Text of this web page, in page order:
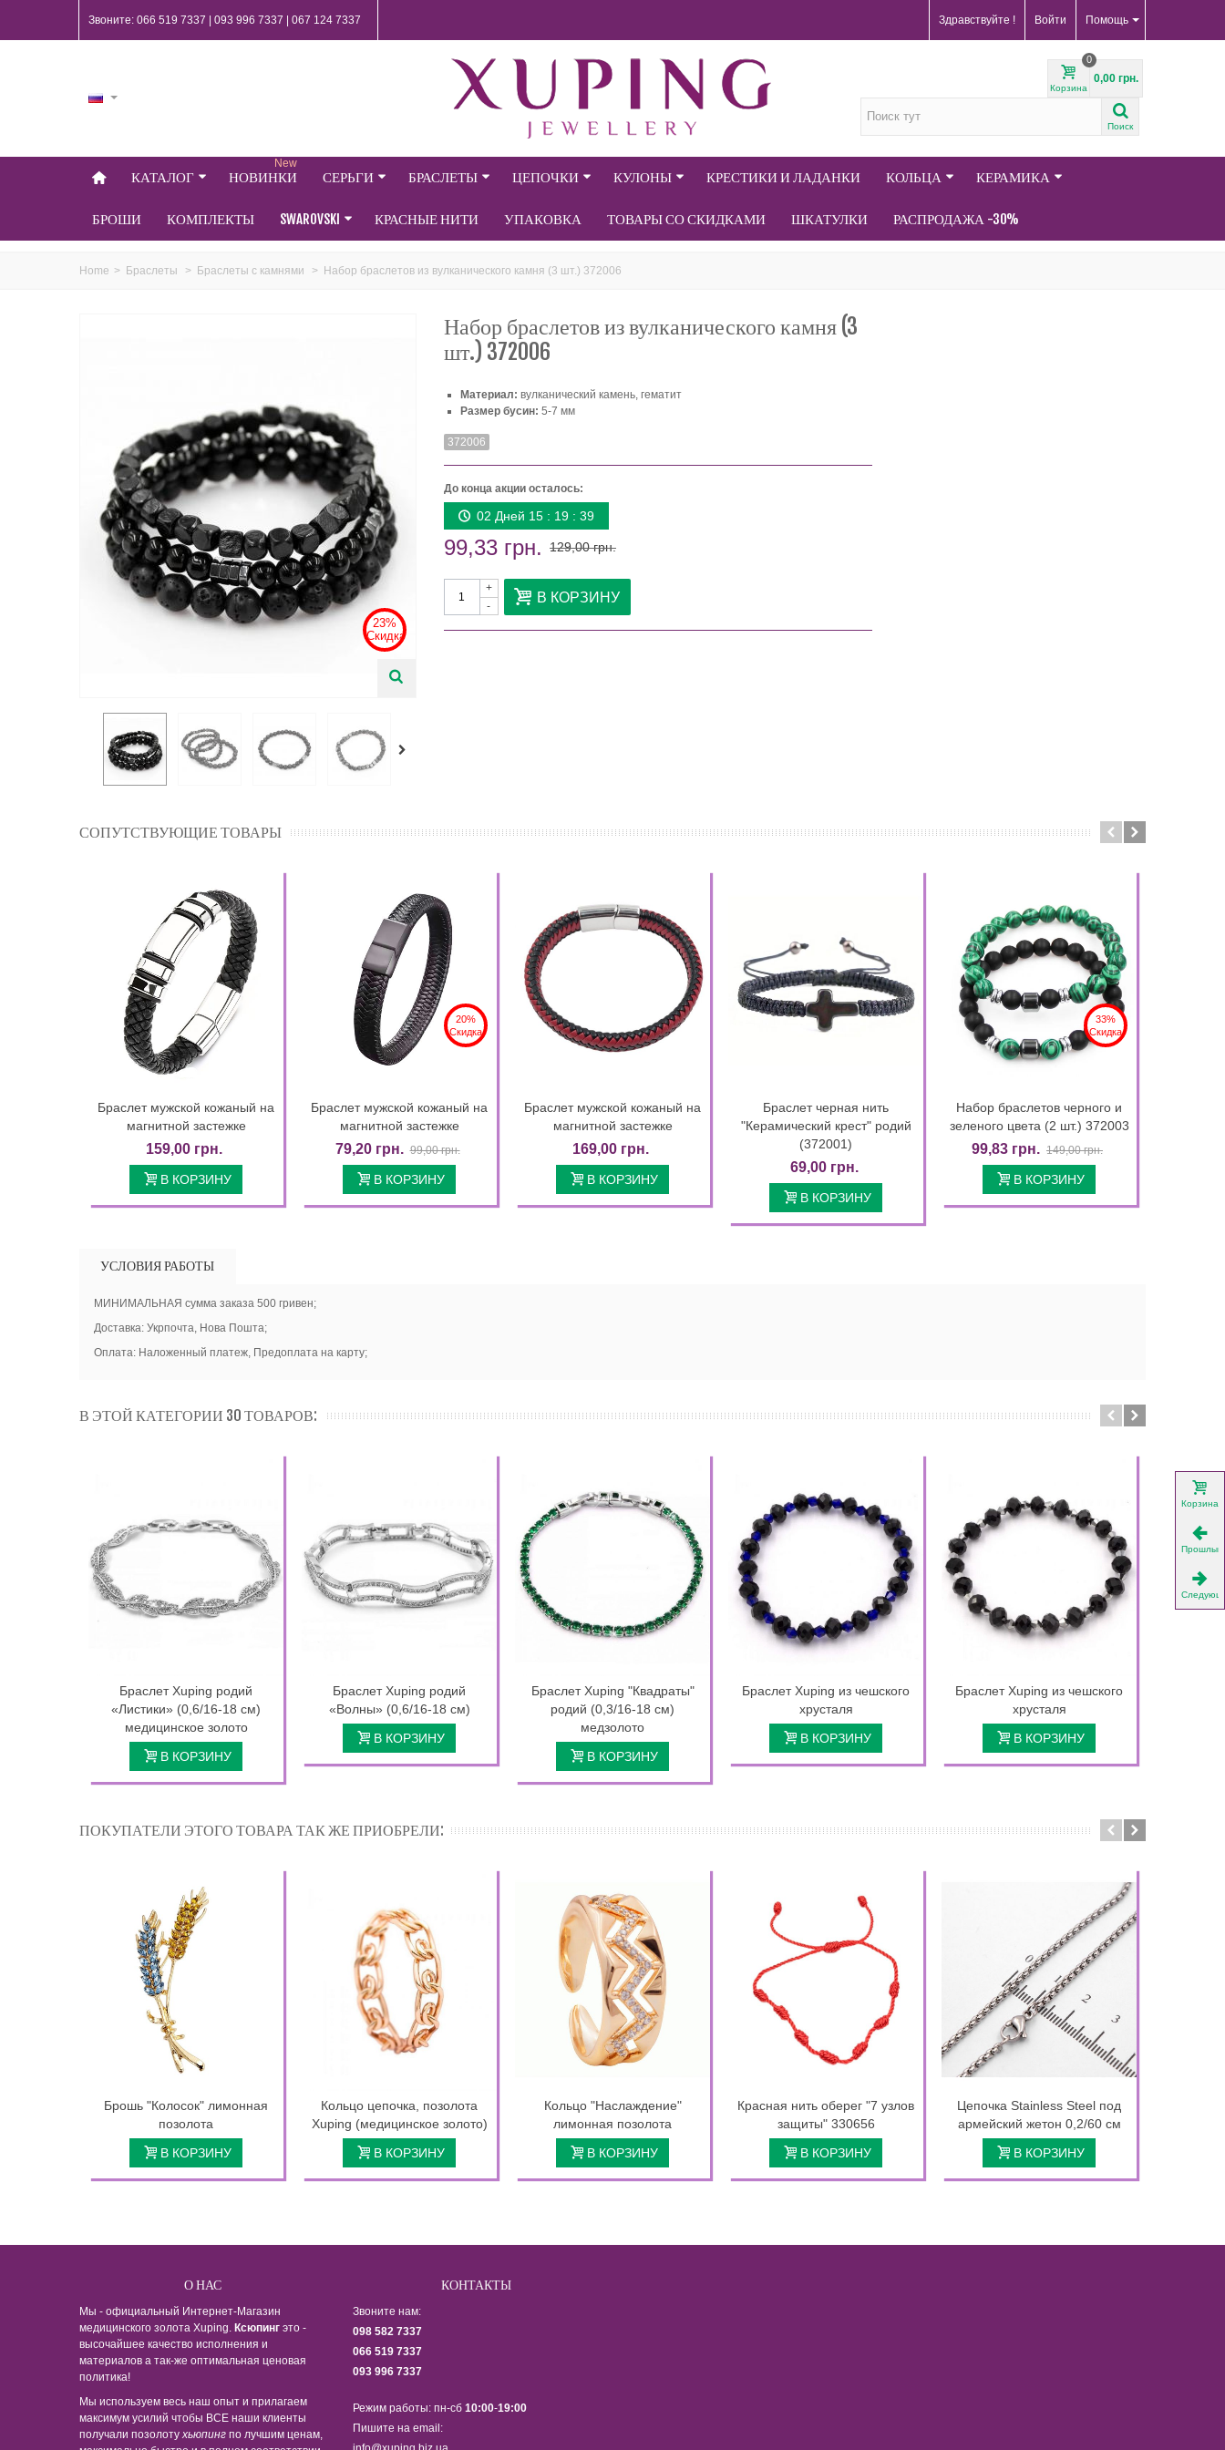
Помощь
Звоните: 066 519 7337 | 093 996 7337 | 067 124 7337 Здравствуйте ! Войти
Корзина
0
0,00 грн.
Поиск
КАТАЛОГ НОВИНКИ
New
СЕРЬГИ БРАСЛЕТЫ ЦЕПОЧКИ КУЛОНЫ КРЕСТИКИ И ЛАДАНКИ КОЛЬЦА КЕРАМИКА
БРОШИ КОМПЛЕКТЫ SWAROVSKI КРАСНЫЕ НИТИ УПАКОВКА ТОВАРЫ СО СКИДКАМИ ШКАТУЛКИ РАСПРОДАЖА -30%
Home > Браслеты > Браслеты с камнями > Набор браслетов из вулканического камня (3 шт.) 372006
23%
Скидка
Набор браслетов из вулканического камня (3
шт.) 372006
Материал: вулканический камень, гематит
Размер бусин: 5-7 мм
372006
До конца акции осталось:
02 Дней 15 : 19 : 38
99,33 грн. 129,00 грн.
-
+ В КОРЗИНУ
СОПУТСТВУЮЩИЕ ТОВАРЫ
Детальнее
Браслет мужской кожаный на
магнитной застежке
159,00 грн.
В КОРЗИНУ
20%
Скидка
Детальнее
Браслет мужской кожаный на
магнитной застежке
79,20 грн. 99,00 грн.
В КОРЗИНУ
Детальнее
Браслет мужской кожаный на
магнитной застежке
169,00 грн.
В КОРЗИНУ
Детальнее
Браслет черная нить
"Керамический крест" родий
(372001)
69,00 грн.
В КОРЗИНУ
33%
Скидка
Детальнее
Набор браслетов черного и
зеленого цвета (2 шт.) 372003
99,83 грн. 149,00 грн.
В КОРЗИНУ
УСЛОВИЯ РАБОТЫ
МИНИМАЛЬНАЯ сумма заказа 500 гривен;
Доставка: Укрпочта, Нова Пошта;
Оплата: Наложенный платеж, Предоплата на карту;
В ЭТОЙ КАТЕГОРИИ 30 ТОВАРОВ:
Браслет Xuping родий
«Листики» (0,6/16-18 см)
медицинское золото
В КОРЗИНУ
Браслет Xuping родий
«Волны» (0,6/16-18 см)
В КОРЗИНУ
Браслет Xuping "Квадраты"
родий (0,3/16-18 см)
медзолото
В КОРЗИНУ
Браслет Xuping из чешского
хрусталя
В КОРЗИНУ
Браслет Xuping из чешского
хрусталя
В КОРЗИНУ
ПОКУПАТЕЛИ ЭТОГО ТОВАРА ТАК ЖЕ ПРИОБРЕЛИ:
Брошь "Колосок" лимонная
позолота
В КОРЗИНУ
Кольцо цепочка, позолота
Xuping (медицинское золото)
В КОРЗИНУ
Кольцо "Наслаждение"
лимонная позолота
В КОРЗИНУ
Красная нить оберег "7 узлов
защиты" 330656
В КОРЗИНУ
Цепочка Stainless Steel под
армейский жетон 0,2/60 см
В КОРЗИНУ
О НАС
Мы - официальный Интернет-Магазин
медицинского золота Xuping. Ксюпинг это -
высочайшее качество исполнения и
материалов а так-же оптимальная ценовая
политика!
Мы используем весь наш опыт и прилагаем
максимум усилий чтобы ВСЕ наши клиенты
получали позолотухьюпинг по лучшим ценам,
КОНТАКТЫ
Звоните нам:
098 582 7337
066 519 7337
093 996 7337
Режим работы: пн-сб 10:00-19:00
Пишите на email:
Корзина
Прошлый